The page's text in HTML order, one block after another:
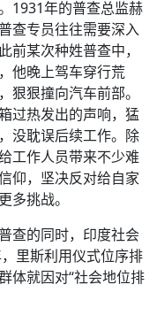
1931年的普查总监赫
查专员往往需要深入
前某次种姓普查中，
他晚上驾车穿行荒
狠狠撞向汽车前部。
过热发出的声响，猛
没耽误后续工作。除
工作人员带来不少难
仰，坚决反对给自家
多挑战。
查的同时，印度社会
里斯利用仪式位序排
体就因对“社会地位排